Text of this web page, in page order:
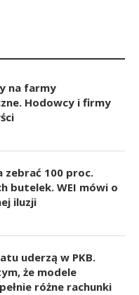
na farmy
Hodowcy i firmy
zebrać 100 proc.
butelek. WEI mówi o
iluzji
uderzą w PKB.
że modele
różne rachunki